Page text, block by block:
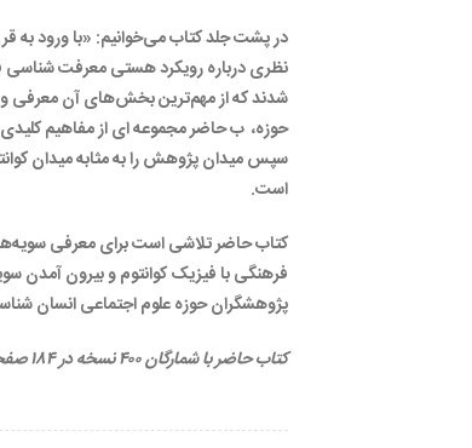
در پشت جلد کتاب می‌خوانیم: «با ورود به
نظری درباره رویکرد هستی معرفت شناسی
شدند که از مهم‌ترین بخش‌های آن معرفی و
حوزه، ب حاضر مجموعه ای از مفاهیم
سپس میدان پژوهش را به مثابه میدان
است.
کتاب حاضر تلاشی است برای معرفی
فرهنگی با فیزیک کوانتوم و بیرون آمدن
پژوهشگران حوزه علوم اجتماعی انسان
کتاب حاضر با شمارگان ۴۰۰ نسخه در ۱۸۴ صفحه از نشر لوگوس منتشر شده است.